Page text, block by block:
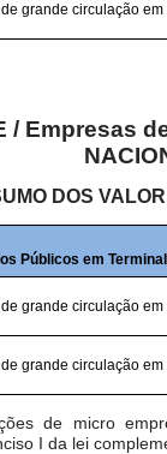
grande circulação
/ Empresas
DOS
Públicos em
grande circulação
grande circulação
de micro
I da lei